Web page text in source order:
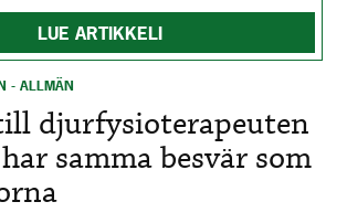
LUE ARTIKKELI
- ALLMÄN
djurfysioterapeuten
samma besvär som